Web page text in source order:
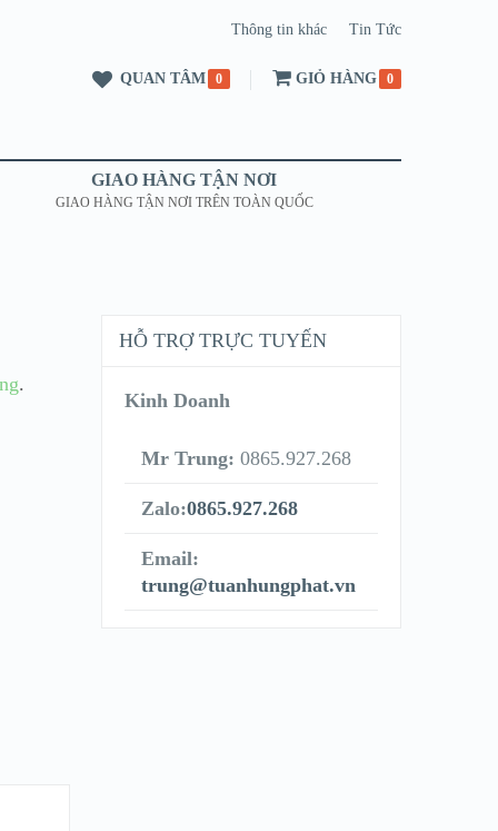
Thông tin khác Tin Tức
QUAN TÂM 0 GIỎ HÀNG 0
GIAO HÀNG TẬN NƠI
GIAO HÀNG TẬN NƠI TRÊN TOÀN QUỐC
.
HỖ TRỢ TRỰC TUYẾN
Kinh Doanh
Mr Trung: 0865.927.268
Zalo:0865.927.268
Email:
trung@tuanhungphat.vn